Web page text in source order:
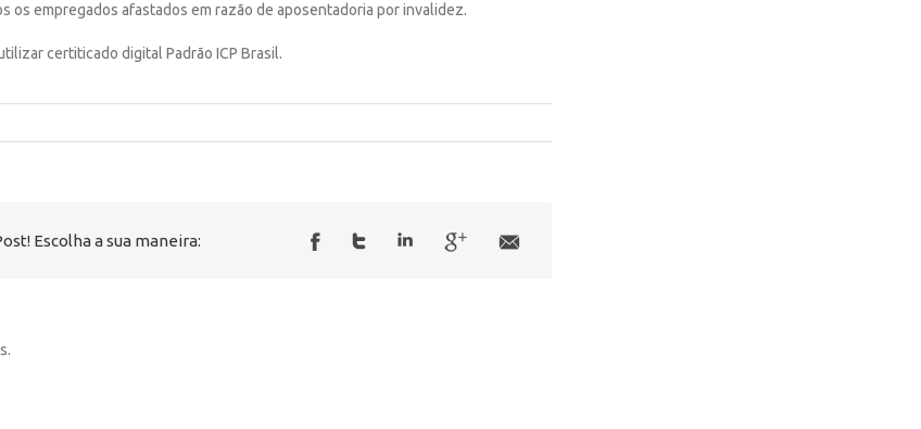
os empregados afastados em razão de aposentadoria por invalidez.
certiticado digital Padrão ICP Brasil.
Escolha a sua maneira: